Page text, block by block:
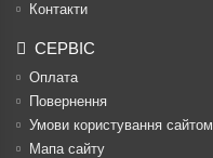
Контакти
СЕРВІС
Оплата
Повернення
Умови користування сайтом
Мапа сайту